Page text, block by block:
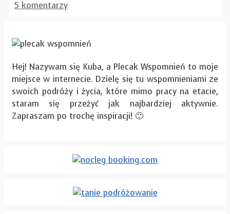
5 komentarzy
Hej! Nazywam się Kuba, a Plecak Wspomnień to moje
miejsce w internecie. Dzielę się tu wspomnieniami ze
swoich podróży i życia, które mimo pracy na etacie,
staram się przeżyć jak najbardziej aktywnie.
Zapraszam po trochę inspiracji! 🙂